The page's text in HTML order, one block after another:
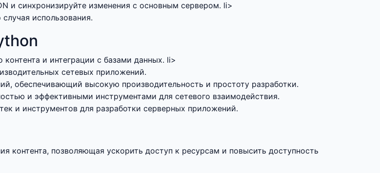
и синхронизируйте изменения с основным сервером. li>
использования.
и интеграции с базами данных. li>
сетевых приложений.
обеспечивающий высокую производительность и простоту разработки.
и эффективными инструментами для сетевого взаимодействия.
и инструментов для разработки серверных приложений.
контента, позволяющая ускорить доступ к ресурсам и повысить доступность